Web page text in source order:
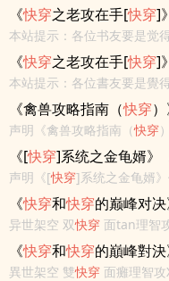
最新章节小说在线阅读，实
节，书友所发表的（快穿 ）
河小说网赞同...
《快穿之老攻在手[快穿]》
本站提示：各位书友要是觉
请不要忘记向您QQ群和微
《快穿之老攻在手[快穿]》
本站提示：各位書友要是覺
請不要忘記向您QQ群和微
《禽兽攻略指南（快穿）
声明《禽兽攻略指南（快穿
穿）最新章节小说在线阅读
新章节，书友所发表的禽兽
表书河小说网赞...
《[快穿]系统之金龟婿》
声明《[快穿]系统之金龟婿
新章节小说在线阅读，实时
书友所发表的[快穿]系统之
网...
《快穿和快穿的巅峰对决
异世架空 双快穿 面tan理智
开放式结局
《快穿和快穿的巔峰對決
異世架空 雙快穿 面癱理智